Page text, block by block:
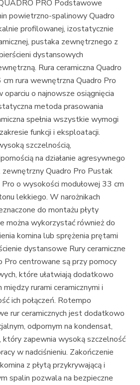
PRO Podstawowe
powietrzno-spalinowy Quadro
profilowanej, izostatycznie
pustaka zewnętrznego z
dystansowych
Rura ceramiczna Quadro
rura wewnętrzna Quadro Pro
oparciu o najnowsze osiągnięcia
metoda prasowania
spełnia wszystkie wymogi
funkcji i eksploatacji.
szczelnością,
na działanie agresywnego
Quadro Pro Pustak
o wysokości modułowej 33 cm
lekkiego. W narożnikach
do montażu płyty
można wykorzystać również do
komina lub sprężenia prętami
dystansowe Rury ceramiczne
Pro centrowane są przy pomocy
które ułatwiają dodatkowo
rurami ceramicznymi i
ich połączeń. Rotempo
rur ceramicznych jest dodatkowo
odpornym na kondensat,
zapewnia wysoką szczelność
w nadciśnieniu. Zakończenie
z płytą przykrywającą i
spalin pozwala na bezpieczne